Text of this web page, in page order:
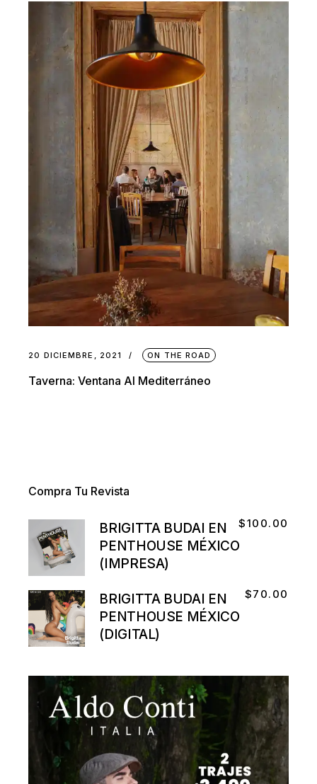
20 DICIEMBRE, 2021 ON THE ROAD
Taverna: Ventana Al Mediterráneo
Compra Tu Revista
BRIGITTA BUDAI EN
PENTHOUSE MÉXICO
(IMPRESA)
$100.00
BRIGITTA BUDAI EN
PENTHOUSE MÉXICO
(DIGITAL)
$70.00